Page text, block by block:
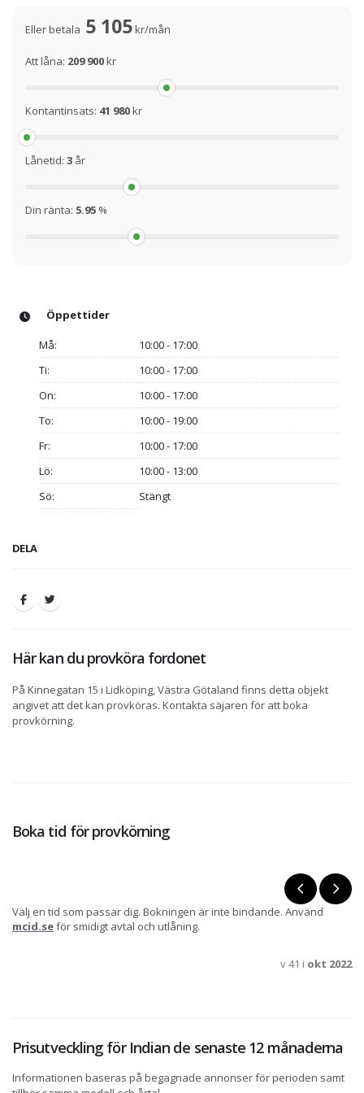
Eller betala 5 105kr/mån
Att låna: 209 900kr
Kontantinsats: 41 980kr
Lånetid: 3 år
Din ränta: 5.95 %
Öppettider
Må:
10:00 - 17:00
Ti:
10:00 - 17:00
On:
10:00 - 17:00
To:
10:00 - 19:00
Fr:
10:00 - 17:00
Lö:
10:00 - 13:00
Sö:
Stängt
DELA
Här kan du provköra fordonet
På Kinnegatan 15 i Lidköping, Västra Götaland finns detta objekt
angivet att det kan provköras. Kontakta säjaren för att boka
provkörning.
Boka tid för provkörning
Välj en tid som passar dig. Bokningen är inte bindande. Använd
mcid.seför smidigt avtal och utlåning.
v 41 i okt 2022
Prisutveckling för Indian de senaste 12 månaderna
Informationen baseras på begagnade annonser för perioden samt